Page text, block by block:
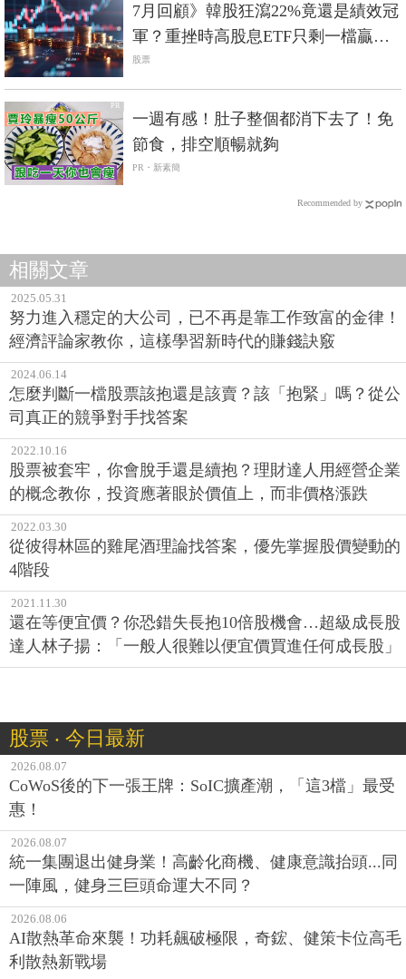
7月回顧》韓股狂瀉22%竟還是績效冠
軍？重挫時高股息ETF只剩一檔贏過
0050
股票
PR
一週有感！肚子整個都消下去了！免
節食，排空順暢就夠
PR・新素簡
Recommended by
相關文章
2025.05.31
努力進入穩定的大公司，已不再是靠工作致富的金律！
經濟評論家教你，這樣學習新時代的賺錢訣竅
2024.06.14
怎麼判斷一檔股票該抱還是該賣？該「抱緊」嗎？從公
司真正的競爭對手找答案
2022.10.16
股票被套牢，你會脫手還是續抱？理財達人用經營企業
的概念教你，投資應著眼於價值上，而非價格漲跌
2022.03.30
從彼得林區的雞尾酒理論找答案，優先掌握股價變動的
4階段
2021.11.30
還在等便宜價？你恐錯失長抱10倍股機會…超級成長股
達人林子揚：「一般人很難以便宜價買進任何成長股」
股票 ‧ 今日最新
2026.08.07
CoWoS後的下一張王牌：SoIC擴產潮，「這3檔」最受
惠！
2026.08.07
統一集團退出健身業！高齡化商機、健康意識抬頭...同
一陣風，健身三巨頭命運大不同？
2026.08.06
AI散熱革命來襲！功耗飆破極限，奇鋐、健策卡位高毛
利散熱新戰場